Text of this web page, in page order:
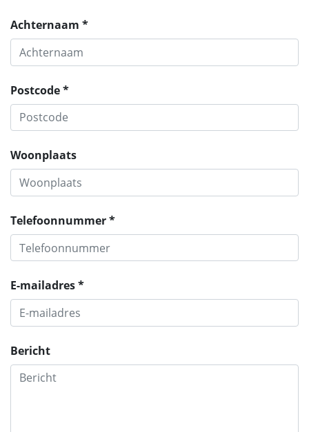
Achternaam *
Postcode *
Woonplaats
Telefoonnummer *
E-mailadres *
Bericht